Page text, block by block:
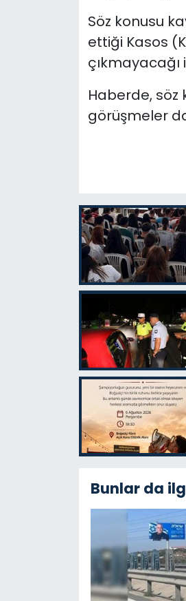
Söz konusu
ettiği Kasos
çıkmayacağı
Haberde, söz
görüşmeler
Bunlar da